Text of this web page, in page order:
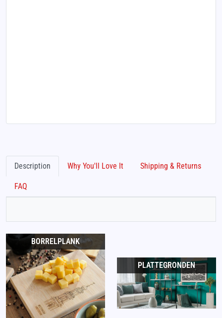
Description Why You'll Love It Shipping & Returns
FAQ
BORRELPLANK
PLATTEGRONDEN